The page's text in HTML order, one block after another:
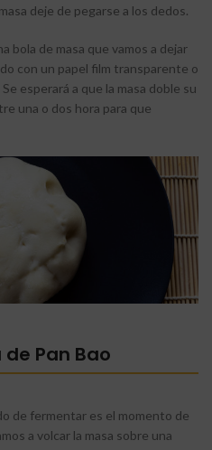
deje de pegarse a los dedos.
bola de masa que vamos a dejar
con un papel film transparente o
esperará a que la masa doble su
una o dos hora para que
Pan Bao
de fermentar es el momento de
a volcar la masa sobre una